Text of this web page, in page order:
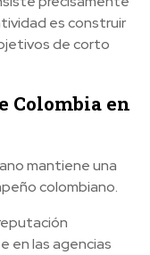
es construir
de corto
Colombia en
mantiene una
colombiano.
en las agencias